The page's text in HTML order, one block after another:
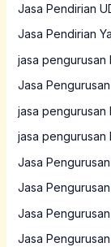
Jasa Pendirian
Jasa Pendirian
jasa pengurusan
Jasa
jasa
jasa pengurusan
Jasa
Jasa
Jasa
Jasa